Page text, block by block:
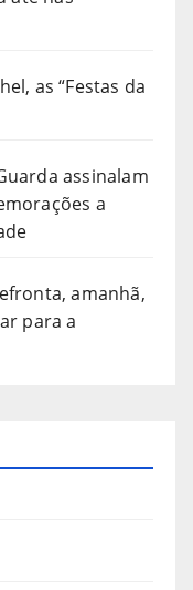
as “Festas da
assinalam
a
amanhã,
para a